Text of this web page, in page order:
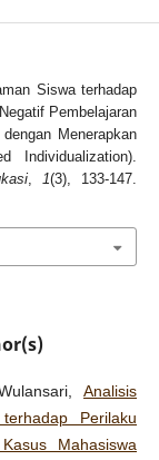
Siswa terhadap
Pembelajaran
Menerapkan
Individualization).
, 1(3), 133-147.
Analisis
Perilaku
Mahasiswa